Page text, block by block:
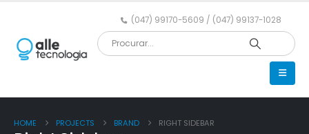
(047) 99170-5609 / (047) 99137-1028
HOME PROJECTS BRAND RIGHT SIDEBAR